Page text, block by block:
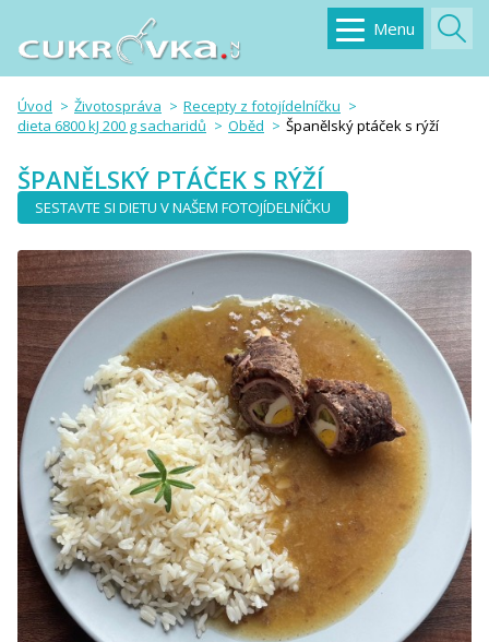
Menu
Úvod Životospráva
Recepty z fotojídelníčku
dieta 6800 kJ 200 g sacharidů
Oběd Španělský ptáček s rýží
ŠPANĚLSKÝ PTÁČEK S RÝŽÍ
SESTAVTE SI DIETU V NAŠEM FOTOJÍDELNÍČKU